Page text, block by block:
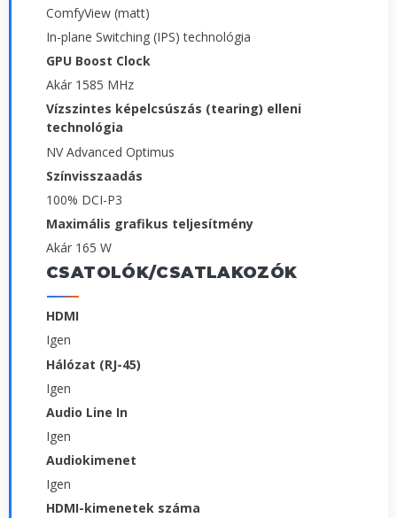
ComfyView (matt)
In-plane Switching (IPS) technológia
GPU Boost Clock
Akár 1585 MHz
Vízszintes képelcsúszás (tearing) elleni
technológia
NV Advanced Optimus
Színvisszaadás
100% DCI-P3
Maximális grafikus teljesítmény
Akár 165 W
CSATOLÓK/CSATLAKOZÓK
HDMI
Igen
Hálózat (RJ-45)
Igen
Audio Line In
Igen
Audiokimenet
Igen
HDMI-kimenetek száma